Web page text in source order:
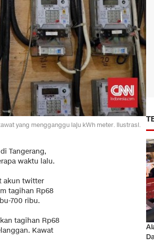
yang mengganggu laju kWh meter. Ilustrasi.
di Tangerang,
waktu lalu.
akun twitter
tagihan Rp68
700 ribu.
tagihan Rp68
Kawat